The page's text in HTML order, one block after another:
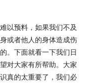
以预料，如果我们不及
或者他人的身体造成伤
。下面就看一下我们日
对大家有所帮助。大家
真的太重要了，我们必